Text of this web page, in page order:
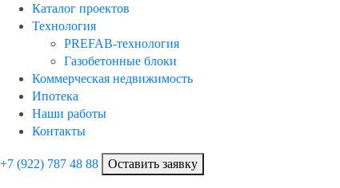
Каталог проектов
Технология
PREFAB-технология
Газобетонные блоки
Коммерческая недвижимость
Ипотека
Наши работы
Контакты
+7 (922) 787 48 88 Оставить заявку